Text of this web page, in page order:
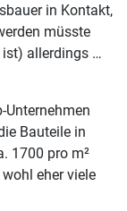
in Kontakt,
müsste
allerdings …
Unternehmen
Bauteile in
1700 pro m²
eher viele